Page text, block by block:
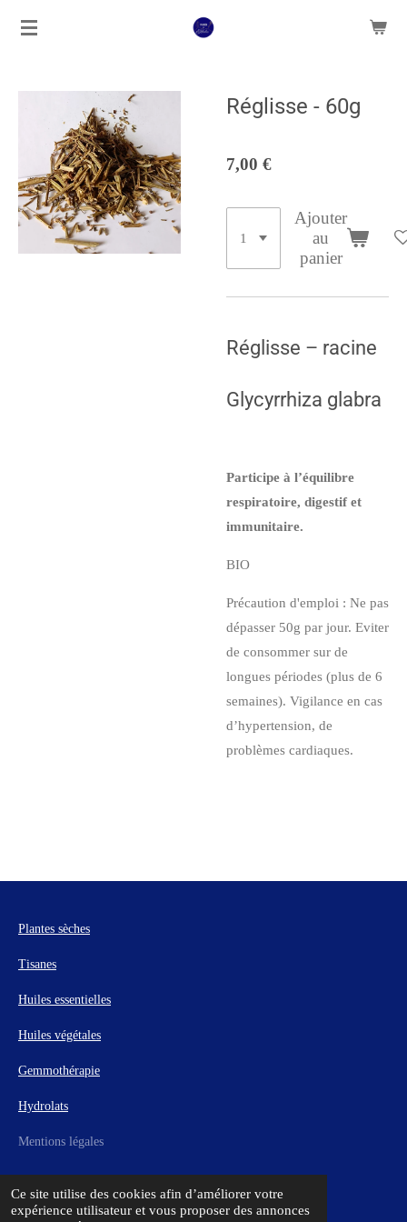
Ce site utilise des cookies afin d’améliorer votre
expérience utilisateur et vous proposer des annonces
Passer
principal
Réglisse - 60g
7,00 €
Ajouter
au
panier
Réglisse – racine
Glycyrrhiza glabra
Participe à l’équilibre
respiratoire, digestif et
immunitaire.
BIO
Précaution d'emploi : Ne pas
dépasser 50g par jour. Eviter
de consommer sur de
longues périodes (plus de 6
semaines). Vigilance en cas
d’hypertension, de
problèmes cardiaques.
Plantes sèches
Tisanes
Huiles essentielles
Huiles végétales
Gemmothérapie
Hydrolats
Mentions légales
© 2023 - 2026 Manon Des Herbes